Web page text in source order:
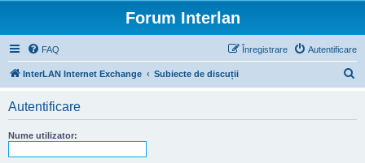
Forum Interlan
FAQ Autentificare
Înregistrare
InterLAN Internet Exchange Subiecte de discuții
Autentificare
Nume utilizator: